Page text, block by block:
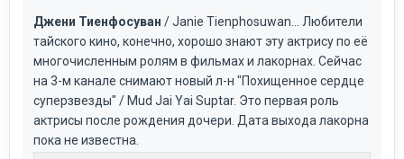
Джени Тиенфосуван / Janie Tienphosuwan... Любители
тайского кино, конечно, хорошо знают эту актрису по её
многочисленным ролям в фильмах и лакорнах. Сейчас
на 3-м канале снимают новый л-н "Похищенное сердце
суперзвезды" / Mud Jai Yai Suptar. Это первая роль
актрисы после рождения дочери. Дата выхода лакорна
пока не известна.